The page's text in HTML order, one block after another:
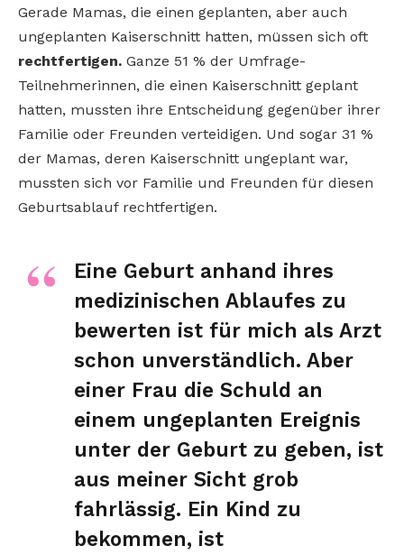
Gerade Mamas, die einen geplanten, aber auch
ungeplanten Kaiserschnitt hatten, müssen sich oft
rechtfertigen. Ganze 51 % der Umfrage-
Teilnehmerinnen, die einen Kaiserschnitt geplant
hatten, mussten ihre Entscheidung gegenüber ihrer
Familie oder Freunden verteidigen. Und sogar 31 %
der Mamas, deren Kaiserschnitt ungeplant war,
mussten sich vor Familie und Freunden für diesen
Geburtsablauf rechtfertigen.
Eine Geburt anhand ihres
medizinischen Ablaufes zu
bewerten ist für mich als Arzt
schon unverständlich. Aber
einer Frau die Schuld an
einem ungeplanten Ereignis
unter der Geburt zu geben, ist
aus meiner Sicht grob
fahrlässig. Ein Kind zu
bekommen, ist